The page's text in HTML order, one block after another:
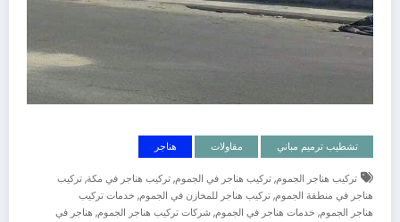
تشطيب ترميم مباني مقاولات هناجر
تركيب هناجر الجموم, تركيب هناجر في الجموم, تركيب هناجر في مكة, تركيب
هناجر في منطقة الجموم, تركيب هناجر للمخازن في الجموم, خدمات تركيب
هناجر الجموم, خدمات هناجر في الجموم, شركات تركيب هناجر الجموم, هناجر في